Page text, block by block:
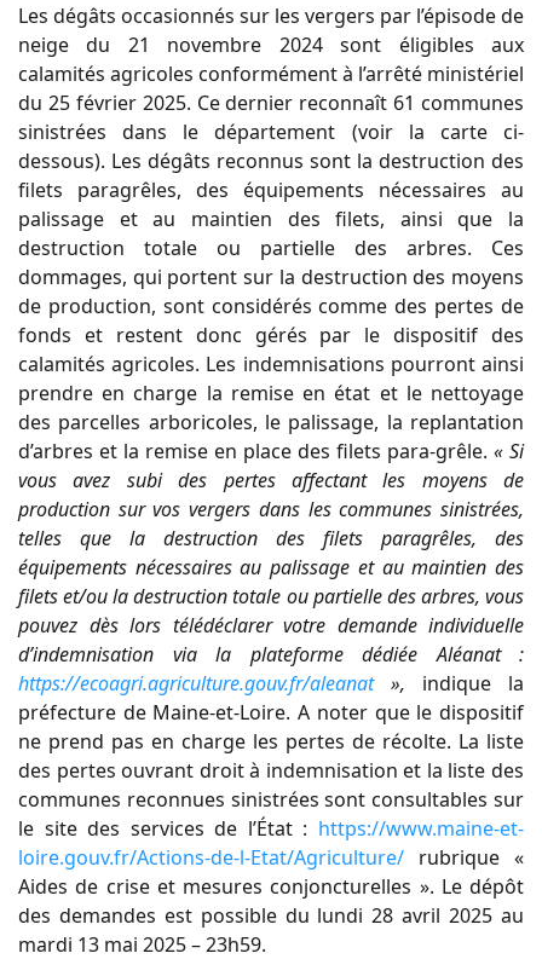
Les dégâts occasionnés sur les vergers par l’épisode de
neige du 21 novembre 2024 sont éligibles aux
calamités agricoles conformément à l’arrêté ministériel
du 25 février 2025. Ce dernier reconnaît 61 communes
sinistrées dans le département (voir la carte ci-
dessous). Les dégâts reconnus sont la destruction des
filets paragrêles, des équipements nécessaires au
palissage et au maintien des filets, ainsi que la
destruction totale ou partielle des arbres. Ces
dommages, qui portent sur la destruction des moyens
de production, sont considérés comme des pertes de
fonds et restent donc gérés par le dispositif des
calamités agricoles. Les indemnisations pourront ainsi
prendre en charge la remise en état et le nettoyage
des parcelles arboricoles, le palissage, la replantation
d’arbres et la remise en place des filets para-grêle. « Si
vous avez subi des pertes affectant les moyens de
production sur vos vergers dans les communes sinistrées,
telles que la destruction des filets paragrêles, des
équipements nécessaires au palissage et au maintien des
filets et/ou la destruction totale ou partielle des arbres, vous
pouvez dès lors télédéclarer votre demande individuelle
d’indemnisation via la plateforme dédiée Aléanat :
https://ecoagri.agriculture.gouv.fr/aleanat», indique la
préfecture de Maine-et-Loire. A noter que le dispositif
ne prend pas en charge les pertes de récolte. La liste
des pertes ouvrant droit à indemnisation et la liste des
communes reconnues sinistrées sont consultables sur
le site des services de l’État : https://www.maine-et-
loire.gouv.fr/Actions-de-l-Etat/Agriculture/ rubrique «
Aides de crise et mesures conjoncturelles ». Le dépôt
des demandes est possible du lundi 28 avril 2025 au
mardi 13 mai 2025 – 23h59.